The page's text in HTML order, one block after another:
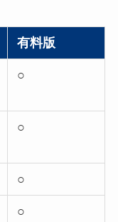
有料版
○
○
○
○